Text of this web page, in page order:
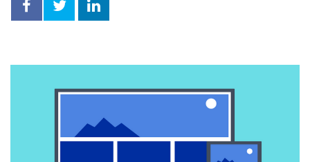
Facebook
TwitterLinkedIn